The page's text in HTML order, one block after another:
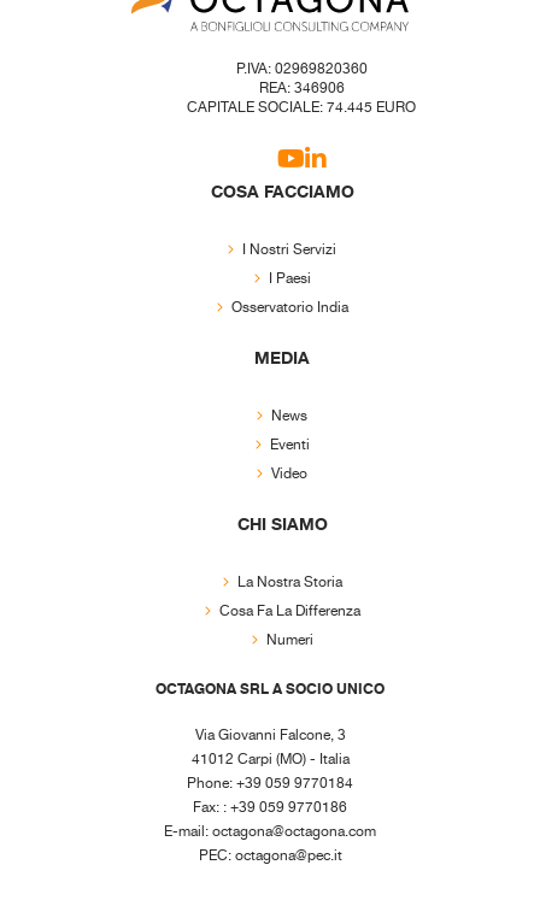
P.IVA: 02969820360
REA: 346906
CAPITALE SOCIALE: 74.445 EURO
COSA FACCIAMO
I Nostri Servizi
I Paesi
Osservatorio India
MEDIA
News
Eventi
Video
CHI SIAMO
La Nostra Storia
Cosa Fa La Differenza
Numeri
OCTAGONA SRL A SOCIO UNICO
Via Giovanni Falcone, 3
41012 Carpi (MO) - Italia
Phone: +39 059 9770184
Fax: : +39 059 9770186
E-mail:octagona@octagona.com
PEC:octagona@pec.it